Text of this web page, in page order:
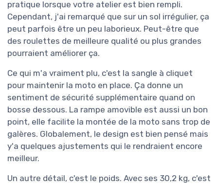
pratique lorsque votre atelier est bien rempli.
Cependant, j'ai remarqué que sur un sol irrégulier, ça
peut parfois être un peu laborieux. Peut-être que
des roulettes de meilleure qualité ou plus grandes
pourraient améliorer ça.
Ce qui m'a vraiment plu, c'est la sangle à cliquet
pour maintenir la moto en place. Ça donne un
sentiment de sécurité supplémentaire quand on
bosse dessous. La rampe amovible est aussi un bon
point, elle facilite la montée de la moto sans trop de
galères. Globalement, le design est bien pensé mais
y'a quelques ajustements qui le rendraient encore
meilleur.
Un autre détail, c'est le poids. Avec ses 30,2 kg, c'est